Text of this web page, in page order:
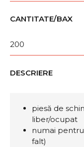
CANTITATE/BAX
200
DESCRIERE
piesă de
liber/ocupat
numai
falt)